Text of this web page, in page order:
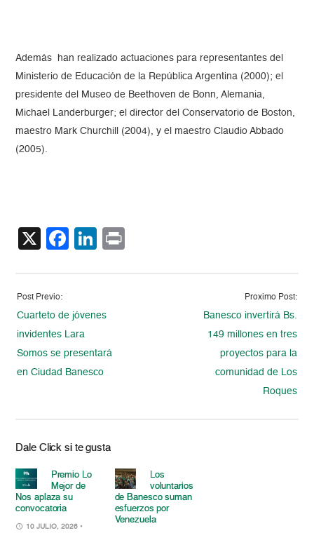
Además han realizado actuaciones para representantes del
Ministerio de Educación de la República Argentina (2000); el
presidente del Museo de Beethoven de Bonn, Alemania,
Michael Landerburger; el director del Conservatorio de Boston,
maestro Mark Churchill (2004), y el maestro Claudio Abbado
(2005).
X Facebook
LinkedIn
Post Previo:
Cuarteto de jóvenes
invidentes Lara
Somos se presentará
en Ciudad Banesco
Proximo Post:
Banesco invertirá Bs.
149 millones en tres
proyectos para la
comunidad de Los
Roques
Dale Click si te gusta
Premio Lo
Mejor de
Nos aplaza su
convocatoria
10 JULIO, 2026 •
Los
voluntarios
de Banesco suman
esfuerzos por
Venezuela